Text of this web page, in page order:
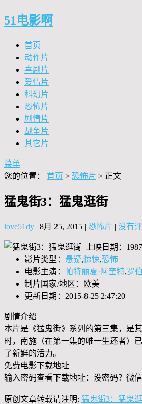
51电影啊
首页
动作片
喜剧片
爱情片
科幻片
恐怖片
剧情片
战争片
其它片
菜单
您的位置： 首页 > 恐怖片 > 正文
猛鬼街3：猛鬼逛街
love51dy | 8月 25, 2015 | 恐怖片 | 没有
上映日期：
影片类型： 悬疑,惊悚,恐怖
电影主演： 帕特丽夏·阿奎特,罗
制片国家/地区：欧美
更新日期：2015-8-25 2:47:20
剧情介绍
本片是《猛鬼街》系列的第三集，是
时，南施（在第一集的唯一生还者）
了新鲜的活力。
免费电影下载地址
输入密码查看下载地址：没密码？微
原创文章转载请注明: 猛鬼街3：猛鬼